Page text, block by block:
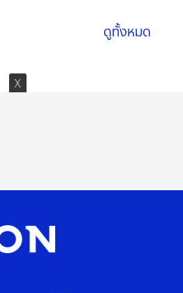
ดูทั้งหมด